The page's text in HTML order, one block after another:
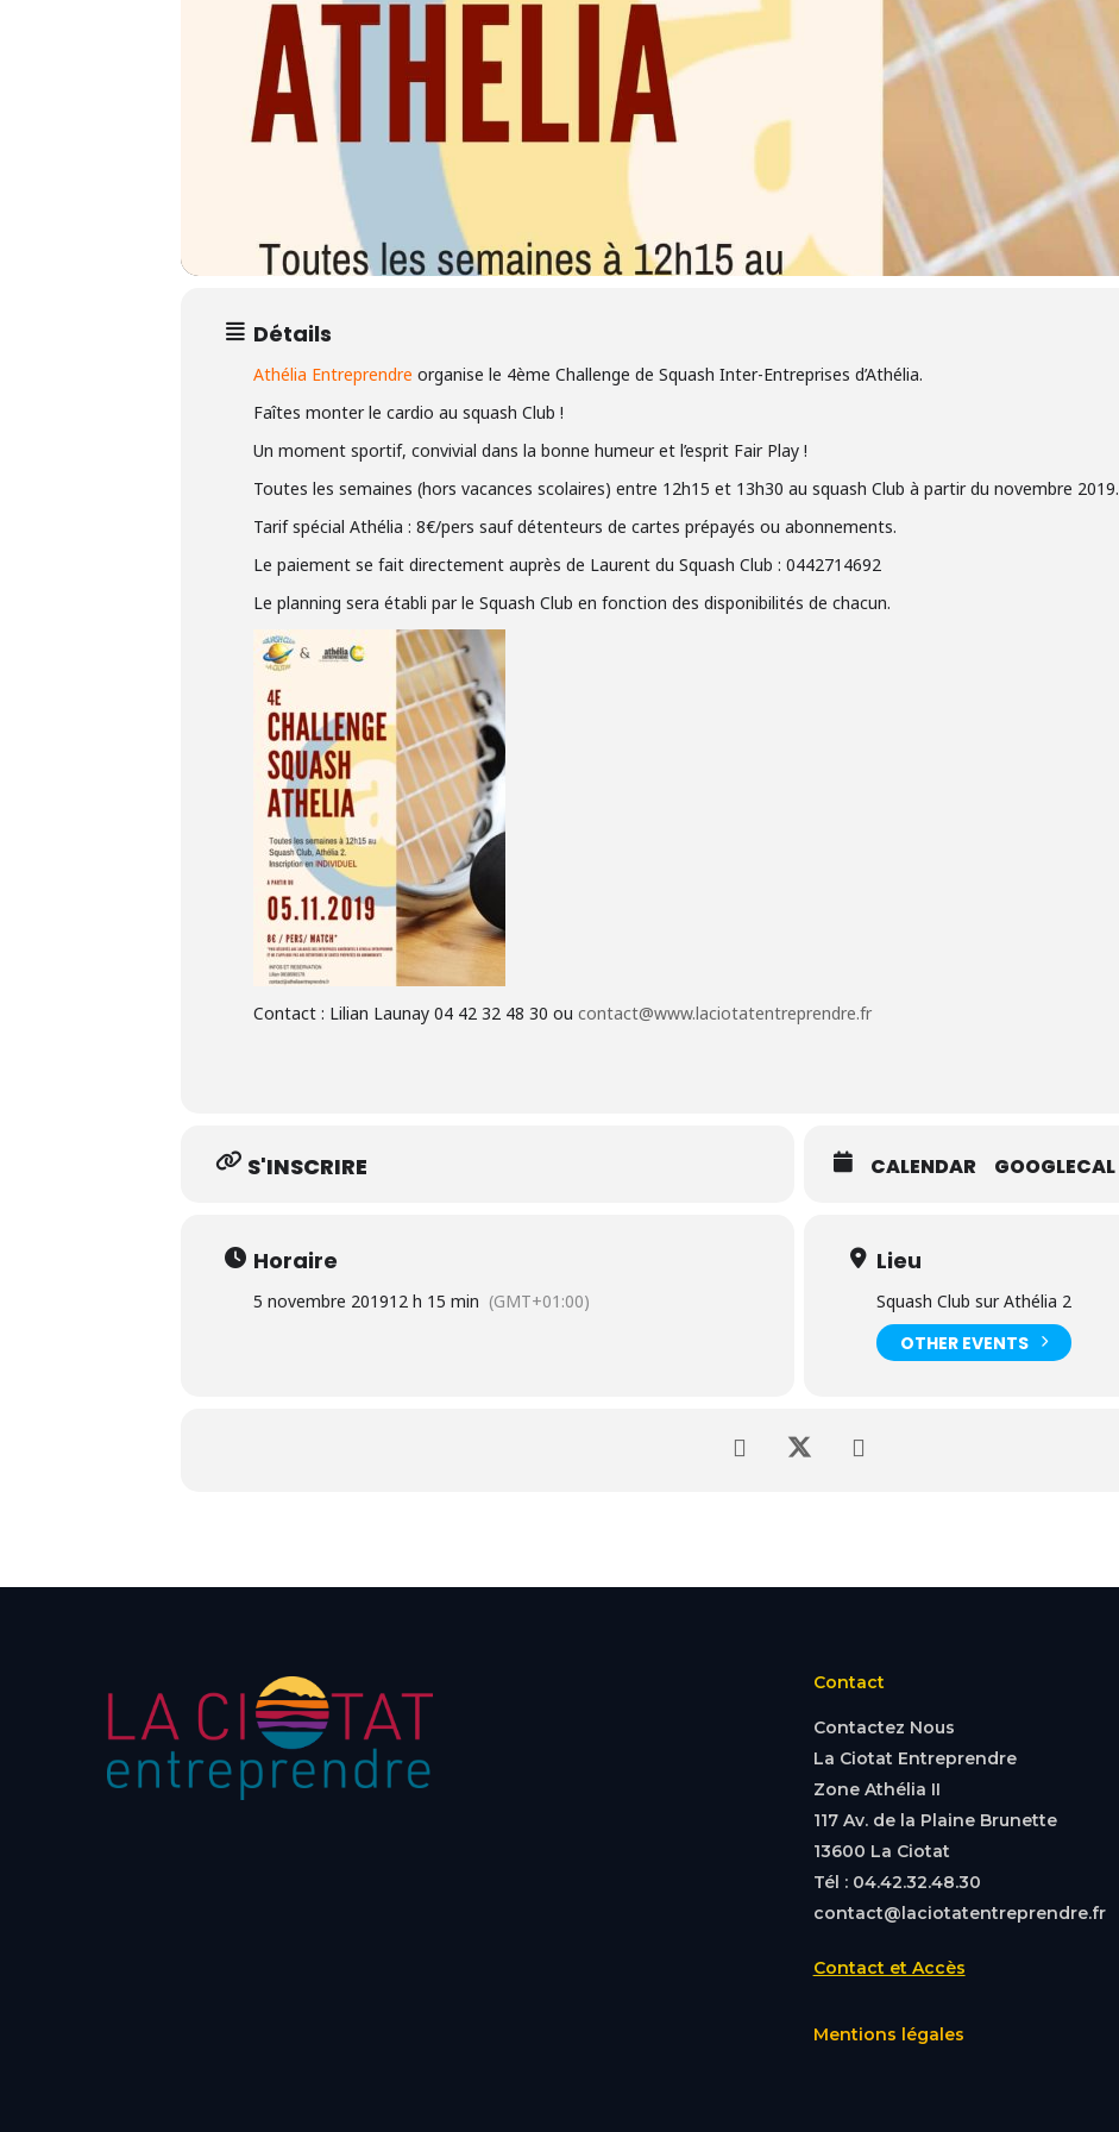
Hit enter to search or ESC to close
Détails
Athélia Entreprendre organise le 4ème Challenge de Squash Inter-Entreprises d’Athélia.
Faîtes monter le cardio au squash Club !
Un moment sportif, convivial dans la bonne humeur et l’esprit Fair Play !
Toutes les semaines (hors vacances scolaires) entre 12h15 et 13h30 au squash Club à partir du novembre 2019.
Tarif spécial Athélia : 8€/pers sauf détenteurs de cartes prépayés ou abonnements.
Le paiement se fait directement auprès de Laurent du Squash Club : 0442714692
Le planning sera établi par le Squash Club en fonction des disponibilités de chacun.
Contact : Lilian Launay 04 42 32 48 30 ou contact@www.laciotatentreprendre.fr
S'INSCRIRE CALENDAR GOOGLECAL
Horaire
5 novembre 201912 h 15 min (GMT+01:00)
Lieu
Squash Club sur Athélia 2
OTHER EVENTS
Contact
Contactez Nous
La Ciotat Entreprendre
Zone Athélia II
117 Av. de la Plaine Brunette
13600 La Ciotat
Tél : 04.42.32.48.30
contact@laciotatentreprendre.fr
Contact et Accès
Mentions légales